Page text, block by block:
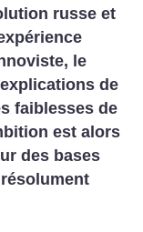
russe et
le
de
faiblesses de
est alors
des bases